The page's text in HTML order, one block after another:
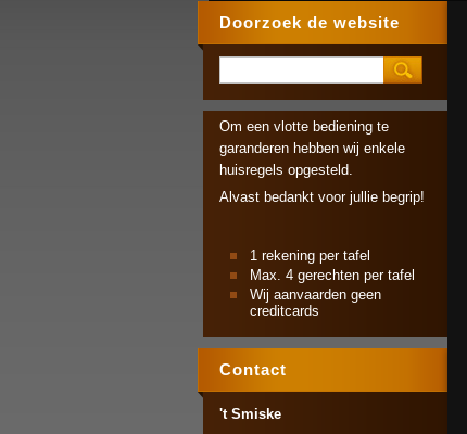
Doorzoek de website
Om een vlotte bediening te
garanderen hebben wij enkele
huisregels opgesteld.
Alvast bedankt voor jullie begrip!
1 rekening per tafel
Max. 4 gerechten per tafel
Wij aanvaarden geen
creditcards
Contact
't Smiske